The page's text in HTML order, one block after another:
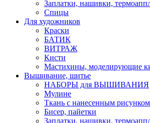
Заплатки, нашивки,
Спицы
Для художников
Краски
БАТИК
ВИТРАЖ
Кисти
Мастихины, моделирующие
Вышивание, шитье
НАБОРЫ для ВЫШИВАНИЯ
Мулине
Ткань с нанесенным рисунком
Бисер, пайетки
Заплатки, нашивки,